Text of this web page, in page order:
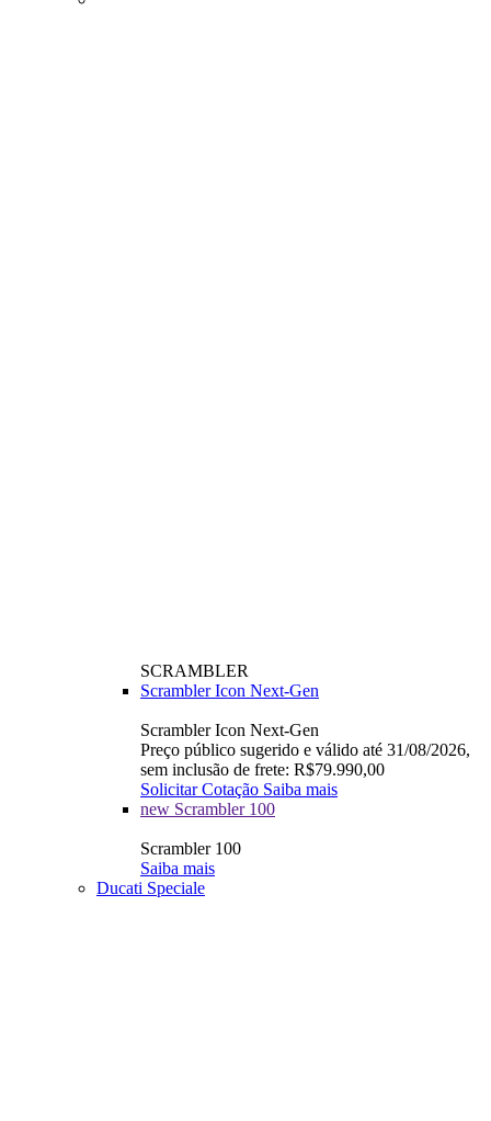
SCRAMBLER
Scrambler Icon Next-Gen
Scrambler Icon Next-Gen
Preço público sugerido e válido até 31/08/2026,
sem inclusão de frete: R$79.990,00
Solicitar Cotação Saiba mais
new Scrambler 100
Scrambler 100
Saiba mais
Ducati Speciale